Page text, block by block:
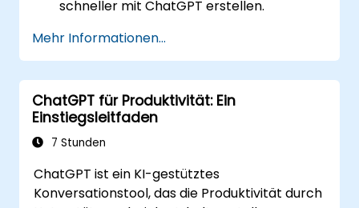
schneller mit ChatGPT erstellen.
Kundenkommunikation effizient verfassen
und übersetzen.
Finanzdaten zusammenfassen sowie
Berichte und Präsentationen automatisch
generieren.
Mehr Informationen...
ChatGPT für Produktivität: Ein
Einstiegsleitfaden
7 Stunden
ChatGPT ist ein KI-gestütztes
Konversationstool, das die Produktivität durch